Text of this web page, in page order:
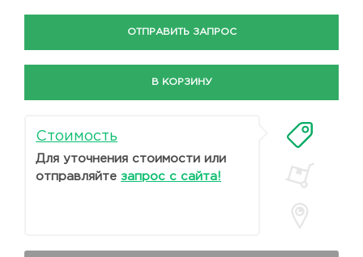
ОТПРАВИТЬ ЗАПРОС
В КОРЗИНУ
Стоимость
Для уточнения стоимости или
отправляйте запрос с сайта!